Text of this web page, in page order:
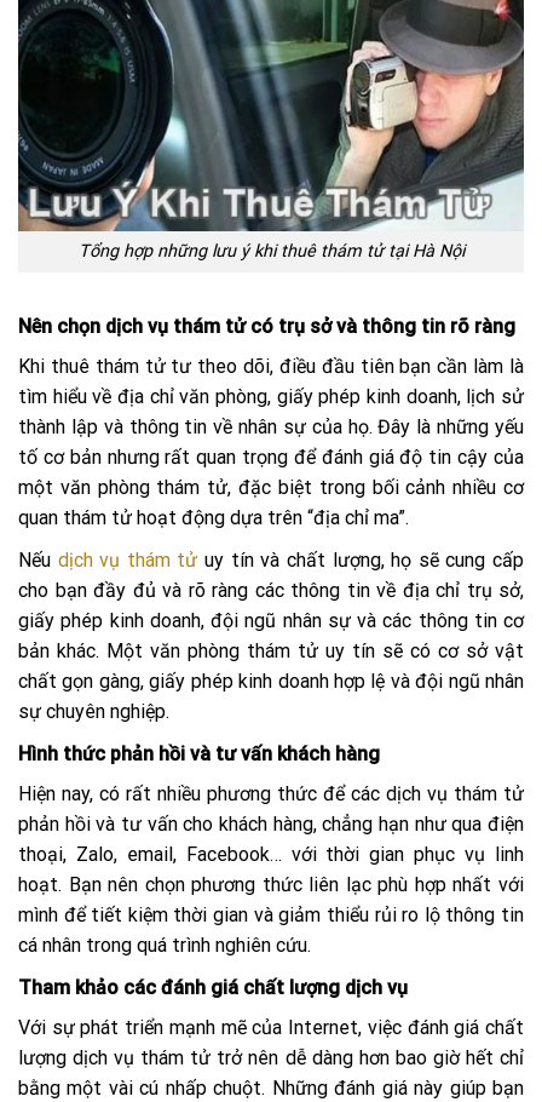
Tổng hợp những lưu ý khi thuê thám tử tại Hà Nội
Nên chọn dịch vụ thám tử có trụ sở và thông tin rõ ràng
Khi thuê thám tử tư theo dõi, điều đầu tiên bạn cần làm là
tìm hiểu về địa chỉ văn phòng, giấy phép kinh doanh, lịch sử
thành lập và thông tin về nhân sự của họ. Đây là những yếu
tố cơ bản nhưng rất quan trọng để đánh giá độ tin cậy của
một văn phòng thám tử, đặc biệt trong bối cảnh nhiều cơ
quan thám tử hoạt động dựa trên “địa chỉ ma”.
Nếu dịch vụ thám tử uy tín và chất lượng, họ sẽ cung cấp
cho bạn đầy đủ và rõ ràng các thông tin về địa chỉ trụ sở,
giấy phép kinh doanh, đội ngũ nhân sự và các thông tin cơ
bản khác. Một văn phòng thám tử uy tín sẽ có cơ sở vật
chất gọn gàng, giấy phép kinh doanh hợp lệ và đội ngũ nhân
sự chuyên nghiệp.
Hình thức phản hồi và tư vấn khách hàng
Hiện nay, có rất nhiều phương thức để các dịch vụ thám tử
phản hồi và tư vấn cho khách hàng, chẳng hạn như qua điện
thoại, Zalo, email, Facebook… với thời gian phục vụ linh
hoạt. Bạn nên chọn phương thức liên lạc phù hợp nhất với
mình để tiết kiệm thời gian và giảm thiểu rủi ro lộ thông tin
cá nhân trong quá trình nghiên cứu.
Tham khảo các đánh giá chất lượng dịch vụ
Với sự phát triển mạnh mẽ của Internet, việc đánh giá chất
lượng dịch vụ thám tử trở nên dễ dàng hơn bao giờ hết chỉ
bằng một vài cú nhấp chuột. Những đánh giá này giúp bạn